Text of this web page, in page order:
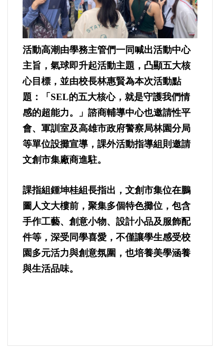
活動高潮由學務主管們一同喊出活動中心
主旨，氣球即升起活動主題，凸顯五大核
心目標，並由校長林惠賢為本次活動點
題：「SEL的五大核心，就是守護我們情
感的超能力。」諮商輔導中心也邀請性平
會、軍訓室及高雄市政府警察局林園分局
等單位設攤宣導，課外活動指導組則邀請
文創市集廠商進駐。
課指組鍾坤桂組長指出，文創市集位在鵬
圖人文大樓前，聚集多個特色攤位，包含
手作工藝、創意小物、設計小品及服飾配
件等，深受同學喜愛，不僅讓學生感受校
園多元活力與創意氛圍，也培養美學涵養
與生活品味。